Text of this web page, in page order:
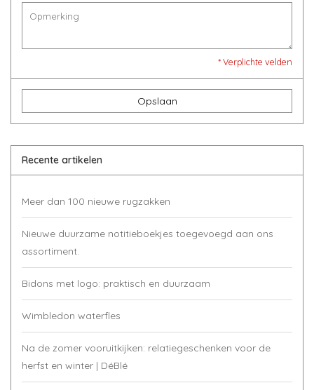
* Verplichte velden
Opslaan
Recente artikelen
Meer dan 100 nieuwe rugzakken
Nieuwe duurzame notitieboekjes toegevoegd aan ons
assortiment.
Bidons met logo: praktisch en duurzaam
Wimbledon waterfles
Na de zomer vooruitkijken: relatiegeschenken voor de
herfst en winter | DéBlé